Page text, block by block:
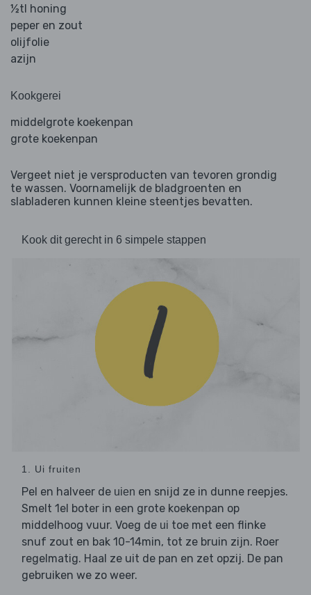
½tl honing
peper en zout
olijfolie
azijn
Kookgerei
middelgrote koekenpan
grote koekenpan
Vergeet niet je versproducten van tevoren grondig
te wassen. Voornamelijk de bladgroenten en
slabladeren kunnen kleine steentjes bevatten.
Kook dit gerecht in 6 simpele stappen
1. Ui fruiten
Pel en halveer de uien en snijd ze in dunne reepjes.
Smelt 1el boter in een grote koekenpan op
middelhoog vuur. Voeg de ui toe met een flinke
snuf zout en bak 10-14min, tot ze bruin zijn. Roer
regelmatig. Haal ze uit de pan en zet opzij. De pan
gebruiken we zo weer.